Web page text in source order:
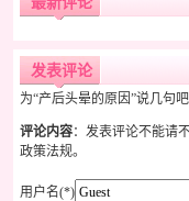
发表评论
为“产后头晕的原因”说几句吧
评论内容：发表评论不能请
政策法规。
用户名(*)